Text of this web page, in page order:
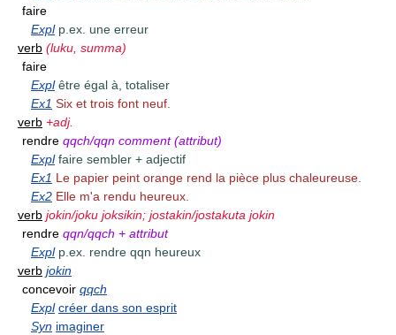
faire
Expl p.ex. une erreur
verb (luku, summa)
faire
Expl être égal à, totaliser
Ex1 Six et trois font neuf.
verb +adj.
rendre qqch/qqn comment (attribut)
Expl faire sembler + adjectif
Ex1 Le papier peint orange rend la pièce plus chaleureuse.
Ex2 Elle m'a rendu heureux.
verb jokin/joku joksikin; jostakin/jostakuta jokin
rendre qqn/qqch + attribut
Expl p.ex. rendre qqn heureux
verb jokin
concevoir qqch
Expl créer dans son esprit
Syn imaginer